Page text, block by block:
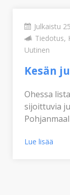
Julkaistu
Tiedotus,
Uutinen
Kesän
Ohessa
sijoittuvia
Lue lisää